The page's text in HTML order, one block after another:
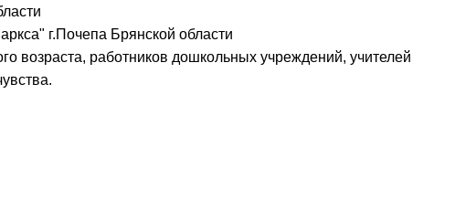
г.Почепа Брянской области
возраста, работников дошкольных учреждений, учителей